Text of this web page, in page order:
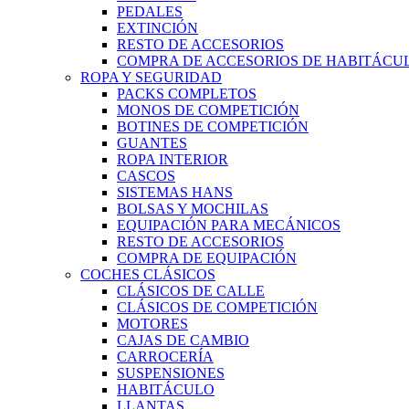
PEDALES
EXTINCIÓN
RESTO DE ACCESORIOS
COMPRA DE ACCESORIOS DE
ROPA Y SEGURIDAD
PACKS COMPLETOS
MONOS DE COMPETICIÓN
BOTINES DE COMPETICIÓN
GUANTES
ROPA INTERIOR
CASCOS
SISTEMAS HANS
BOLSAS Y MOCHILAS
EQUIPACIÓN PARA MECÁNICOS
RESTO DE ACCESORIOS
COMPRA DE EQUIPACIÓN
COCHES CLÁSICOS
CLÁSICOS DE CALLE
CLÁSICOS DE COMPETICIÓN
MOTORES
CAJAS DE CAMBIO
CARROCERÍA
SUSPENSIONES
HABITÁCULO
LLANTAS